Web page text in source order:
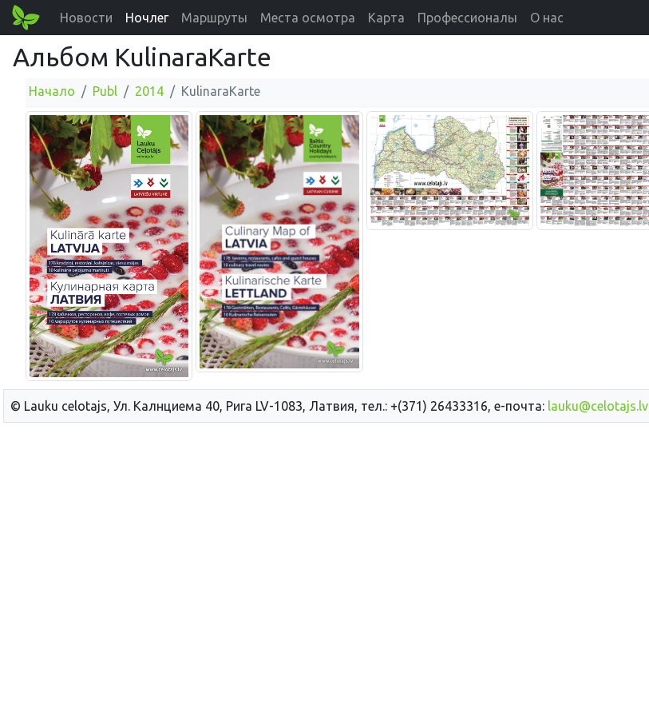
Новости Ночлег Маршруты Места осмотра Карта Профессионалы О нас
Альбом KulinaraKarte
Начало Publ 2014 KulinaraKarte
© Lauku сelotajs, Ул. Калнциема 40, Рига LV-1083, Латвия, тел.: +(371) 26433316, е-почта: lauku@celotajs.lv